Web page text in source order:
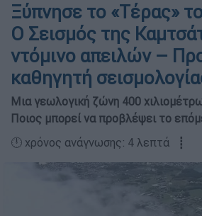
Ξύπνησε το «Τέρας»
Ο Σεισμός της
ντόμινο απειλών –
καθηγητή
Μια γεωλογική ζώνη 400
Ποιος μπορεί να προβλέψει το
🕛 χρόνος ανάγνωσης: 4 λεπτά ┋